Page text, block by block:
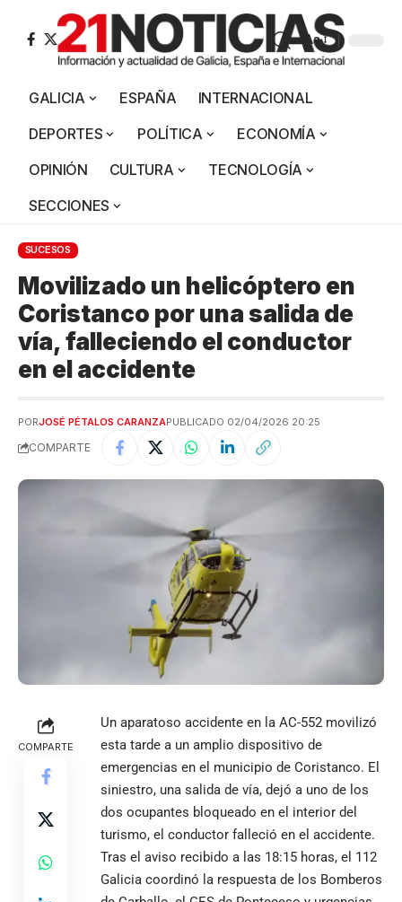
Aa
GALICIA ESPAÑA
INTERNACIONAL
DEPORTES
POLÍTICA
ECONOMÍA
OPINIÓN
CULTURA
TECNOLOGÍA
SECCIONES
SUCESOS
Movilizado un helicóptero en
Coristanco por una salida de
vía, falleciendo el conductor
en el accidente
PORJOSÉ PÉTALOS CARANZAPUBLICADO 02/04/2026 20:25
COMPARTE
COMPARTE
Un aparatoso accidente en la AC-552 movilizó
esta tarde a un amplio dispositivo de
emergencias en el municipio de Coristanco. El
siniestro, una salida de vía, dejó a uno de los
dos ocupantes bloqueado en el interior del
turismo, el conductor falleció en el accidente.
Tras el aviso recibido a las 18:15 horas, el 112
Galicia coordinó la respuesta de los Bomberos